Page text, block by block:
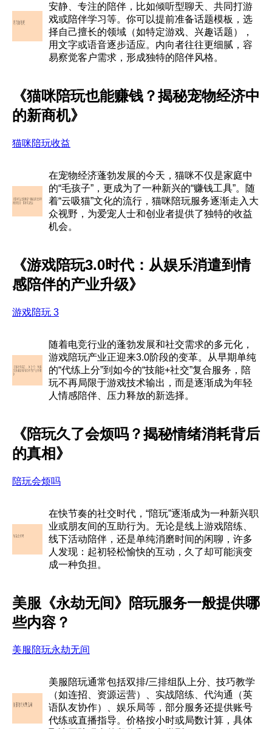
安静、专注的陪伴，比如倾听型聊天、共同打游
戏或陪伴学习等。你可以提前准备话题模板，选
择自己擅长的领域（如特定游戏、兴趣话题），
用文字或语音逐步适应。内向者往往更细腻，容
易察觉客户需求，形成独特的陪伴风格。
《猫咪陪玩也能赚钱？揭秘宠物经济中
的新商机》
猫咪陪玩收益
在宠物经济蓬勃发展的今天，猫咪不仅是家庭中
的“毛孩子”，更成为了一种新兴的“赚钱工具”。随
着“云吸猫”文化的流行，猫咪陪玩服务逐渐走入大
众视野，为爱宠人士和创业者提供了独特的收益
机会。
《游戏陪玩3.0时代：从娱乐消遣到情
感陪伴的产业升级》
游戏陪玩 3
随着电竞行业的蓬勃发展和社交需求的多元化，
游戏陪玩产业正迎来3.0阶段的变革。从早期单纯
的“代练上分”到如今的“技能+社交”复合服务，陪
玩不再局限于游戏技术输出，而是逐渐成为年轻
人情感陪伴、压力释放的新选择。
《陪玩久了会烦吗？揭秘情绪消耗背后
的真相》
陪玩会烦吗
在快节奏的社交时代，“陪玩”逐渐成为一种新兴职
业或朋友间的互助行为。无论是线上游戏陪练、
线下活动陪伴，还是单纯消磨时间的闲聊，许多
人发现：起初轻松愉快的互动，久了却可能演变
成一种负担。
美服《永劫无间》陪玩服务一般提供哪
些内容？
美服陪玩永劫无间
美服陪玩通常包括双排/三排组队上分、技巧教学
（如连招、资源运营）、实战陪练、代沟通（英
语队友协作）、娱乐局等，部分服务还提供账号
代练或直播指导。价格按小时或局数计算，具体